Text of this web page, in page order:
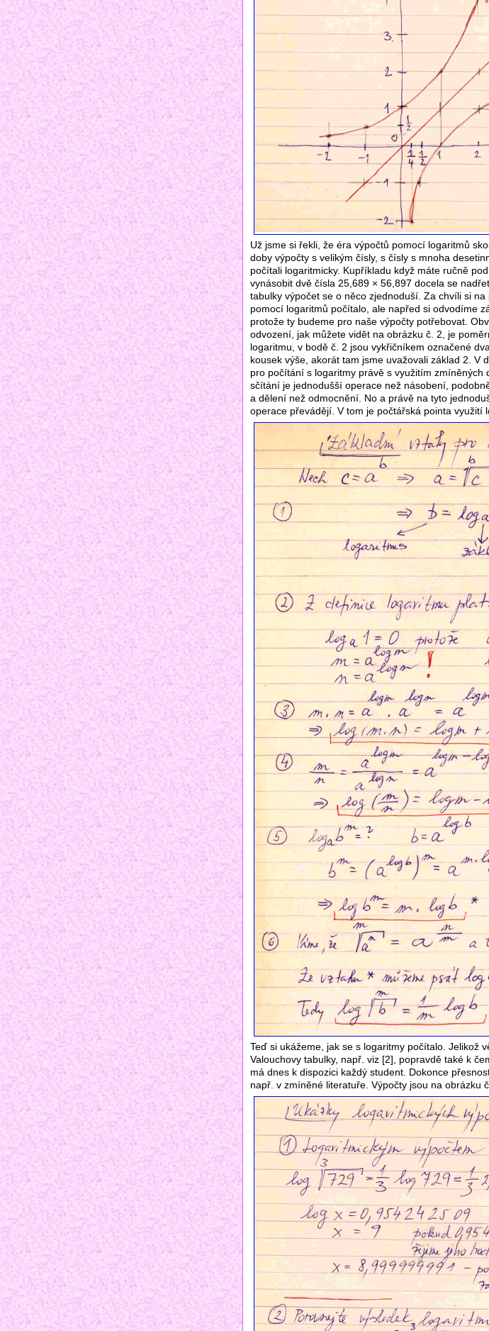
Už jsme si řekli, že éra výpočtů pomocí logaritmů
doby výpočty s velikým čísly, s čísly s mnoha
počítali logaritmicky. Kupříkladu když máte ručně
vynásobit dvě čísla 25,689 × 56,897 docela se
tabulky výpočet se o něco zjednoduší. Za chvíli si
pomocí logaritmů počítalo, ale napřed si odvodíme
protože ty budeme pro naše výpočty potřebovat.
odvození, jak můžete vidět na obrázku č. 2, je
logaritmu, v bodě č. 2 jsou vykřičníkem označené
kousek výše, akorát tam jsme uvažovali základ 2. V
pro počítání s logaritmy právě s využitím zmíněných
sčítání je jednodušší operace než násobení,
a dělení než odmocnění. No a právě na tyto
operace převádějí. V tom je počtářská pointa využití
Teď si ukážeme, jak se s logaritmy počítalo. Jelikož
Valouchovy tabulky, např. viz [2], popravdě také k
má dnes k dispozici každý student. Dokonce
např. v zmíněné literatuře. Výpočty jsou na obrázku